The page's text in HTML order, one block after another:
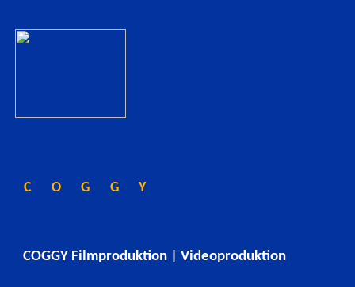
COGGY
COGGY Filmproduktion | Videoproduktion